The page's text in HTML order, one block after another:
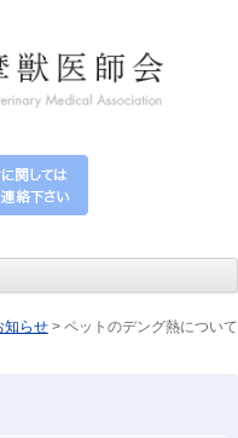
ンツへ移動
知らせ > ペットのデング熱について